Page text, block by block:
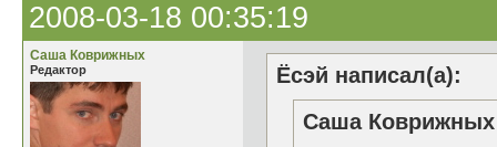
2008-03-18 00:35:19
Саша Коврижных
Редактор
Ёсэй написал(а):
Саша Коврижных